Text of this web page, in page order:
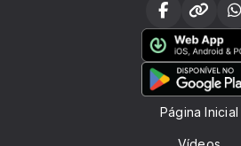
Página Inicial